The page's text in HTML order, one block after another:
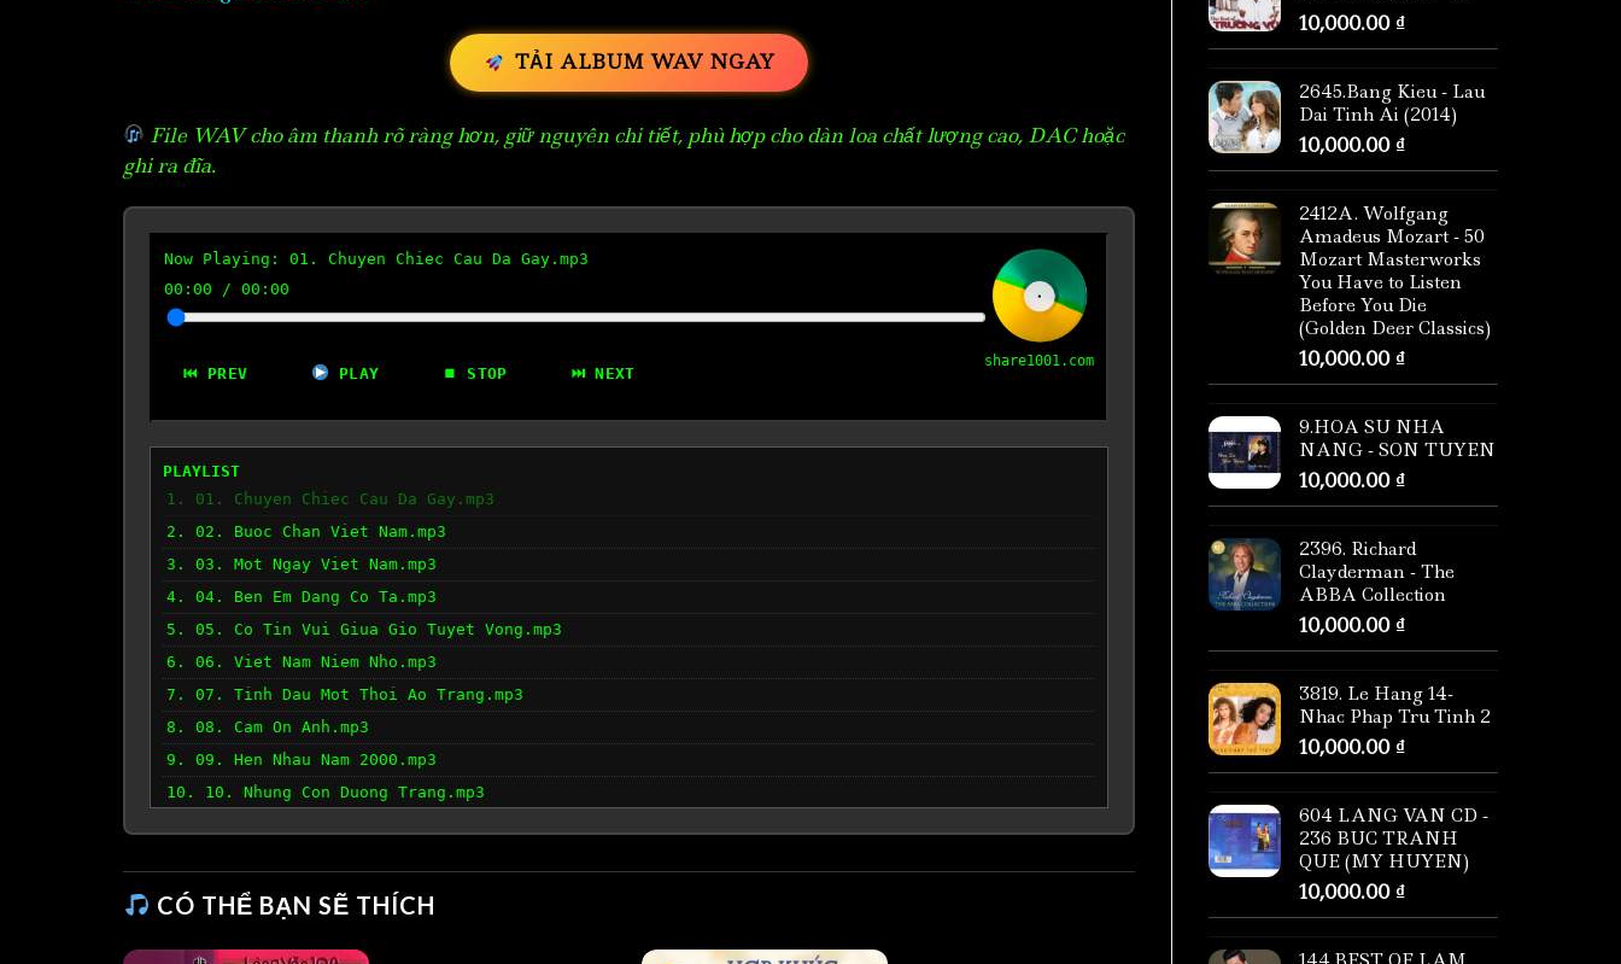
10,000.00 ₫
2645.Bang Kieu - Lau
Dai Tinh Ai (2014)
10,000.00 ₫
2412A. Wolfgang
Amadeus Mozart - 50
Mozart Masterworks
You Have to Listen
Before You Die
(Golden Deer Classics)
10,000.00 ₫
9.HOA SU NHA
NANG - SON TUYEN
10,000.00 ₫
2396. Richard
Clayderman - The
ABBA Collection
10,000.00 ₫
3819. Le Hang 14-
Nhac Phap Tru Tinh 2
10,000.00 ₫
604 LANG VAN CD -
236 BUC TRANH
QUE (MY HUYEN)
10,000.00 ₫
TẢI ALBUM WAV NGAY
File WAV cho âm thanh rõ ràng hơn, giữ nguyên chi tiết, phù hợp cho dàn loa chất lượng cao, DAC hoặc
ghi ra đĩa.
Now Playing: 01. Chuyen Chiec Cau Da Gay.mp3
00:00 / 00:00
⏮ PREV PLAY ⏹ STOP ⏭ NEXT
share1001.com
PLAYLIST
1. 01. Chuyen Chiec Cau Da Gay.mp3
2. 02. Buoc Chan Viet Nam.mp3
3. 03. Mot Ngay Viet Nam.mp3
4. 04. Ben Em Dang Co Ta.mp3
5. 05. Co Tin Vui Giua Gio Tuyet Vong.mp3
6. 06. Viet Nam Niem Nho.mp3
7. 07. Tinh Dau Mot Thoi Ao Trang.mp3
8. 08. Cam On Anh.mp3
9. 09. Hen Nhau Nam 2000.mp3
10. 10. Nhung Con Duong Trang.mp3
CÓ THỂ BẠN SẼ THÍCH